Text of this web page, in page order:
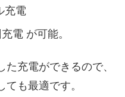
充電
電 が可能。
充電ができるので、
も最適です。